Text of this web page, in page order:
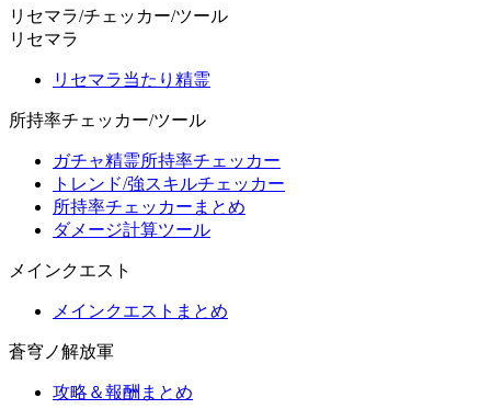
リセマラ/チェッカー/ツール
リセマラ
リセマラ当たり精霊
所持率チェッカー/ツール
ガチャ精霊所持率チェッカー
トレンド/強スキルチェッカー
所持率チェッカーまとめ
ダメージ計算ツール
メインクエスト
メインクエストまとめ
蒼穹ノ解放軍
攻略＆報酬まとめ